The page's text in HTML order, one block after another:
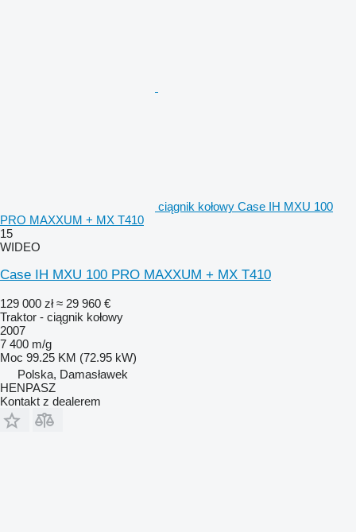
ciągnik kołowy Case IH MXU 100
PRO MAXXUM + MX T410
15
WIDEO
Case IH MXU 100 PRO MAXXUM + MX T410
129 000 zł ≈ 29 960 €
Traktor - ciągnik kołowy
2007
7 400 m/g
Moc 99.25 KM (72.95 kW)
Polska, Damasławek
HENPASZ
Kontakt z dealerem